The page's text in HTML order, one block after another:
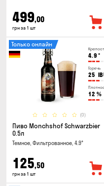
499,00
грн за 1 шт
4.9 °
Горечь
25
12 %
(0)
Только онлайн
Пиво Monchshof Schwarzbier
0.5л
Темное, Фильтрованное, 4.9°
125,50
грн за 1 шт